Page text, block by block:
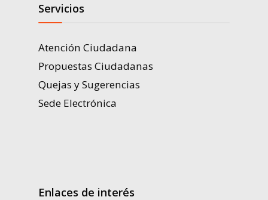
Servicios
Atención Ciudadana
Propuestas Ciudadanas
Quejas y Sugerencias
Sede Electrónica
Enlaces de interés